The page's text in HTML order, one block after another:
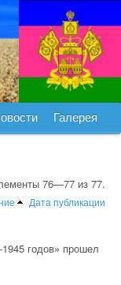
Галерея
76—77 из 77.
Дата публикации
годов» прошел